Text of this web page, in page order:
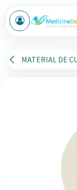
Ir al contenido
MATERIAL DE